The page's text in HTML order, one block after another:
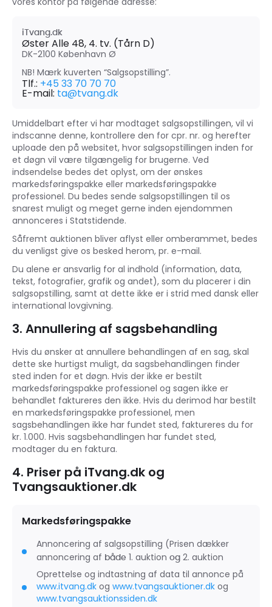
iTvang.dk
Øster Alle 48, 4. tv. (Tårn D)
DK-2100 København Ø
NB! Mærk kuverten “Salgsopstilling”.
Tlf.: +45 33 70 70 70
E-mail: ta@tvang.dk
Umiddelbart efter vi har modtaget salgsopstillingen, vil vi
indscanne denne, kontrollere den for cpr. nr. og herefter
uploade den på websitet, hvor salgsopstillingen inden for
et døgn vil være tilgængelig for brugerne. Ved
indsendelse bedes det oplyst, om der ønskes
markedsføringspakke eller markedsføringspakke
professionel. Du bedes sende salgsopstillingen til os
snarest muligt og meget gerne inden ejendommen
annonceres i Statstidende.
Såfremt auktionen bliver aflyst eller omberammet, bedes
du venligst give os besked herom, pr. e-mail.
Du alene er ansvarlig for al indhold (information, data,
tekst, fotografier, grafik og andet), som du placerer i din
salgsopstilling, samt at dette ikke er i strid med dansk eller
international lovgivning.
3. Annullering af sagsbehandling
Hvis du ønsker at annullere behandlingen af en sag, skal
dette ske hurtigst muligt, da sagsbehandlingen finder
sted inden for et døgn. Hvis der ikke er bestilt
markedsføringspakke professionel og sagen ikke er
behandlet faktureres den ikke. Hvis du derimod har bestilt
en markedsføringspakke professionel, men
sagsbehandlingen ikke har fundet sted, faktureres du for
kr. 1.000. Hvis sagsbehandlingen har fundet sted,
modtager du en faktura.
4. Priser på iTvang.dk og
Tvangsauktioner.dk
Markedsføringspakke
Annoncering af salgsopstilling (Prisen dækker
annoncering af både 1. auktion og 2. auktion
Oprettelse og indtastning af data til annonce på
www.itvang.dkog www.tvangsauktioner.dkog
www.tvangsauktionssiden.dk